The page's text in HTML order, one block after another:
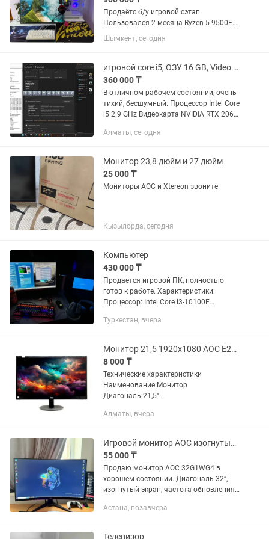
Продаётс б/у игровой сэтап
Пользовался 2 месяца Ryzen 5 9500F
Asrock B650-H/M2 Kingston Fury Beast
Куллер Pccoller R400...
Шымкент, сегодня
игровой core i5, ОЗУ 16 GB, Video 6 GB, SSD 2 TB, 15 игр, монитор 23
360 000 ₸
В отличном рабочем состоянии, очень
тихий, бесшумный. Процессор Intel Core
i5 2.9 GHz Видеокарта NVIDIA RTX 2060
на высоких настройках Оперативная
Алматы, сегодня
Монитор 23,8 дюйм и 27 дюйм
25 000 ₸
Мониторы АОС и Xtereon звоните
Кызылорда, сегодня
Компьютер
430 000 ₸
Продается игровой ПК, полностью
готов к работе. Характеристики:
Процессор: Intel Core i3-10100F
Оперативная память: 16 ГБ DDR4
Туркестан, вчера
Монитор 21,5 1920x1080 AOC E2270SWN
8 000 ₸
Технические характеристики
Наименование:Монитор
Диагональ:21,5"
Производитель:AOC
LCDматрицы:LED Тип LCDматрицы:TN
Интерфейс:D-sub...
Алматы, вчера
Игровой монитор AOC изогнутый 144гц 32дюйма
55 000 ₸
Продаю монитор AOC 32G1WG4 в
хорошем состоянии. Диагональ 32”,
изогнутый экран, частота обновления
подходит для игр, фильмов и
Астана, позавчера
Телевизор